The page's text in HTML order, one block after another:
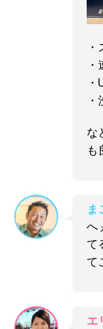
な
も
ま
へ
て
て
エ